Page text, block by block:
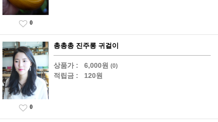
0
총총총 진주롱 귀걸이
상품가 : 6,000원 (0)
적립금 : 120원
0